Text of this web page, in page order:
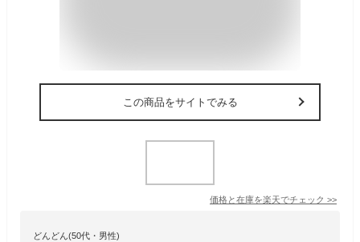
この商品をサイトでみる
価格と在庫を楽天でチェック >>
どんどん(50代・男性)